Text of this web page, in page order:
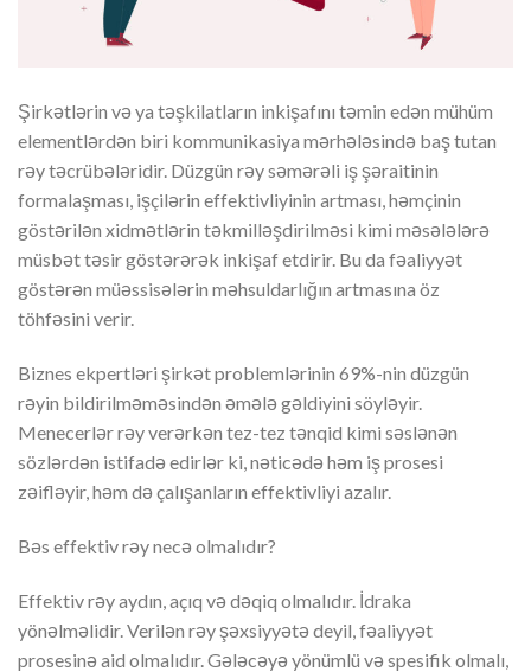
Şirkətlərin və ya təşkilatların inkişafını təmin edən mühüm
elementlərdən biri kommunikasiya mərhələsində baş tutan
rəy təcrübələridir. Düzgün rəy səmərəli iş şəraitinin
formalaşması, işçilərin effektivliyinin artması, həmçinin
göstərilən xidmətlərin təkmilləşdirilməsi kimi məsələlərə
müsbət təsir göstərərək inkişaf etdirir. Bu da fəaliyyət
göstərən müəssisələrin məhsuldarlığın artmasına öz
töhfəsini verir.
Biznes ekpertləri şirkət problemlərinin 69%-nin düzgün
rəyin bildirilməməsindən əmələ gəldiyini söyləyir.
Menecerlər rəy verərkən tez-tez tənqid kimi səslənən
sözlərdən istifadə edirlər ki, nəticədə həm iş prosesi
zəifləyir, həm də çalışanların effektivliyi azalır.
Bəs effektiv rəy necə olmalıdır?
Effektiv rəy aydın, açıq və dəqiq olmalıdır. İdraka
yönəlməlidir. Verilən rəy şəxsiyyətə deyil, fəaliyyət
prosesinə aid olmalıdır. Gələcəyə yönümlü və spesifik olmalı,